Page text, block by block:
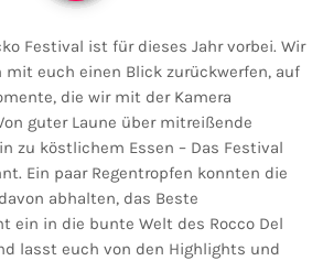
Festival ist für dieses Jahr vorbei. Wir
euch einen Blick zurückwerfen, auf
die wir mit der Kamera
guter Laune über mitreißende
zu köstlichem Essen – Das Festival
Ein paar Regentropfen konnten die
abhalten, das Beste
ein in die bunte Welt des Rocco Del
lasst euch von den Highlights und